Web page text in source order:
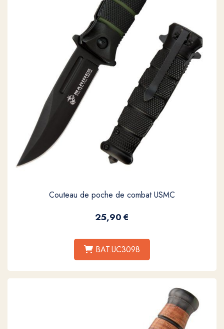
Couteau de poche de combat USMC
25,90€
BAT.UC3098